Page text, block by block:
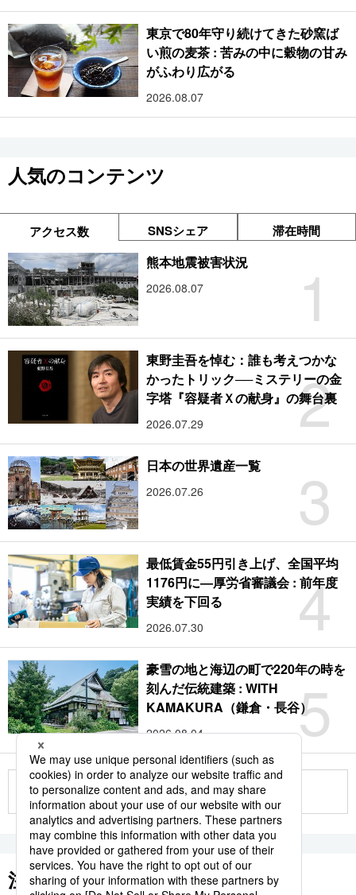
東京で80年守り続けてきた砂窯ば
い煎の麦茶 : 苦みの中に穀物の甘み
がふわり広がる
2026.08.07
人気のコンテンツ
アクセス数 SNSシェア 滞在時間
1
熊本地震被害状況
2026.08.07
2
東野圭吾を悼む：誰も考えつかな
かったトリック──ミステリーの金
字塔『容疑者Ｘの献身』の舞台裏
2026.07.29
3
日本の世界遺産一覧
2026.07.26
4
最低賃金55円引き上げ、全国平均
1176円に―厚労省審議会 : 前年度
実績を下回る
2026.07.30
5
豪雪の地と海辺の町で220年の時を
刻んだ伝統建築 : WITH
KAMAKURA（鎌倉・長谷）
2026.08.04
もっと見る
注目のキーワード